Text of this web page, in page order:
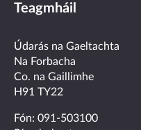
on
facebook
on
twitter
Teagmháil
Údarás na Gaeltachta
Na Forbacha
Co. na Gaillimhe
H91 TY22
Fón: 091-503100